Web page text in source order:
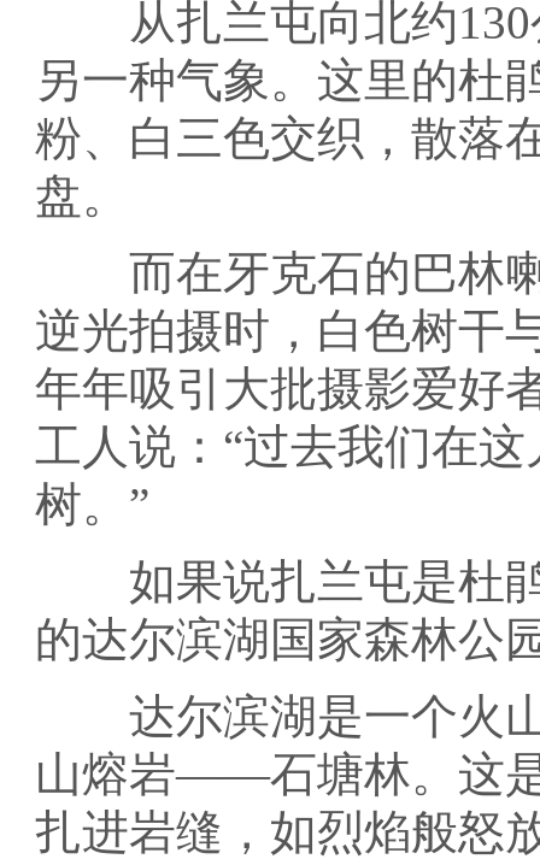
从扎兰屯向北约130
另一种气象。这里的杜
粉、白三色交织，散落
盘。
而在牙克石的巴林喇
逆光拍摄时，白色树干
年年吸引大批摄影爱好
工人说：“过去我们在
树。”
如果说扎兰屯是杜鹃
的达尔滨湖国家森林公
达尔滨湖是一个火山
山熔岩——石塘林。这
扎进岩缝，如烈焰般怒